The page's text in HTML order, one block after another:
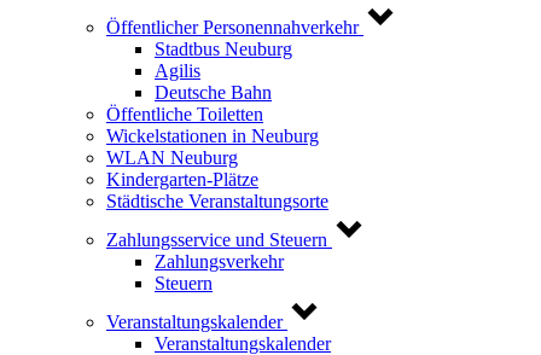
Öffentlicher Personennahverkehr
Stadtbus Neuburg
Agilis
Deutsche Bahn
Öffentliche Toiletten
Wickelstationen in Neuburg
WLAN Neuburg
Kindergarten-Plätze
Städtische Veranstaltungsorte
Zahlungsservice und Steuern
Zahlungsverkehr
Steuern
Veranstaltungskalender
Veranstaltungskalender